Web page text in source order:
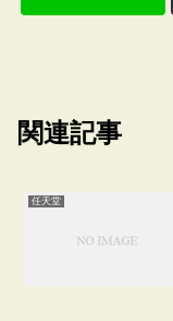
関連記事
任天堂